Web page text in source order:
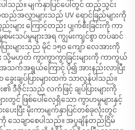
ါသည်။ မျက်နှာပြင်ပေါ်တွင် ထည့်သွင်း
အလွှာများသည် UV ရောင်ခြည်များကို
များ ကြောင့်တည်း ပျက်စီးခြင်းကို ကာ
းသပ်မှုများအရ ကျွမ်းကျင်စွာ တပ်ဆင်
ြားများသည် မိုင် ၁၅၀ ကျော် လေအားကို
သို့မဟုတ် ကွာကွာကွာခြင်းများကို ကာကွယ်
က်အရွယ်ကြောင့် ပို၍ အားနည်းလာပြီး
ချပ်ပြားများထက် သာလွန်ပါသည်။
၏ ဒီဇိုင်းသည် လက်ဖြင့် ချပ်ပြားများကို
းတွင် ဖြစ်ပေါ်လေ့ရှိသော ကွာဟမှုများနှင့်
ပေးပြီး မိုးကာမျက်နှာပြင်တစ်ခုလုံးတွင်
ချာစေပါသည်။ အပူချိန်တည်ငြိမ်